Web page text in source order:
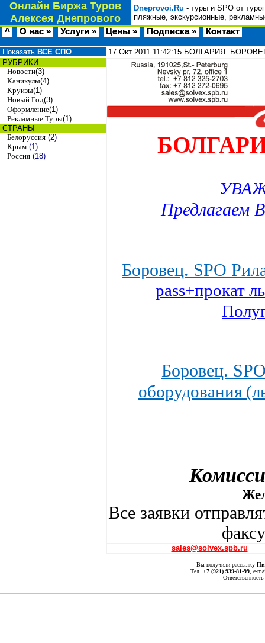
Онлайн Биржа Туров
Алексея Днепрового
Dneprovoi.Ru - туры и SPO от
пляжные, экскурсионные,
^ О нас » Услуги » Цены » Подписка » Контакт
Показать ВСЕ СПО
РУБРИКИ
Новости(3)
Каникулы(4)
Круизы(1)
Новый Год(3)
Оформление(1)
Рекламные Туры(1)
СТРАНЫ
Белоруссия (2)
Крым (1)
Россия (18)
17 Окт 2011 11:42:15 БОЛГАРИЯ.
Предлагаем
Боровец. SPO
pass+прокат
Боровец.
оборудования
Все заявки
sales@solvex.spb.ru
Вы получили рассылку
Тел. +7 (921) 939-81-99, е-